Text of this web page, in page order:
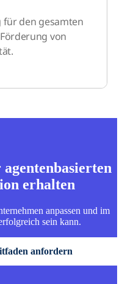
den gesamten
von
erhalten
anpassen und im
sein kann.
anfordern